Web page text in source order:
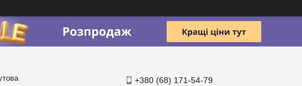
+380 (68) 171-54-79